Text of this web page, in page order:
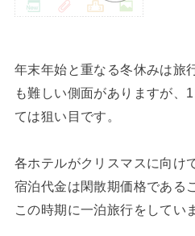
年末年始と重なる冬休みは旅
も難しい側面がありますが、
ては狙い目です。
各ホテルがクリスマスに向け
宿泊代金は閑散期価格である
この時期に一泊旅行をしてい